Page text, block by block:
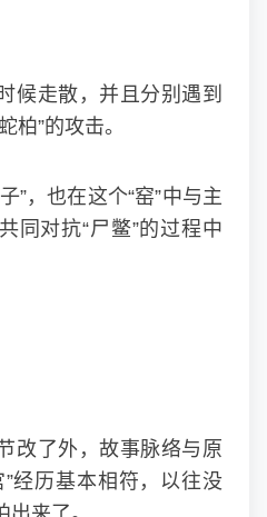
候走散，并且分别遇到
柏”的攻击。
”，也在这个“窑”中与主
同对抗“尸鳖”的过程中
改了外，故事脉络与原
经历基本相符，以往没